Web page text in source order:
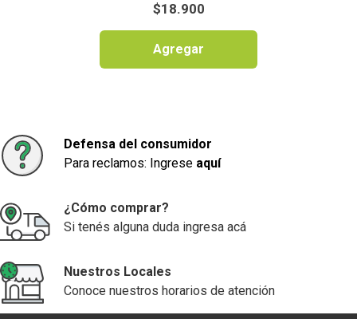
$18.900
Agregar
Defensa del consumidor
Para reclamos: Ingrese aquí
¿Cómo comprar?
Si tenés alguna duda ingresa acá
Nuestros Locales
Conoce nuestros horarios de atención